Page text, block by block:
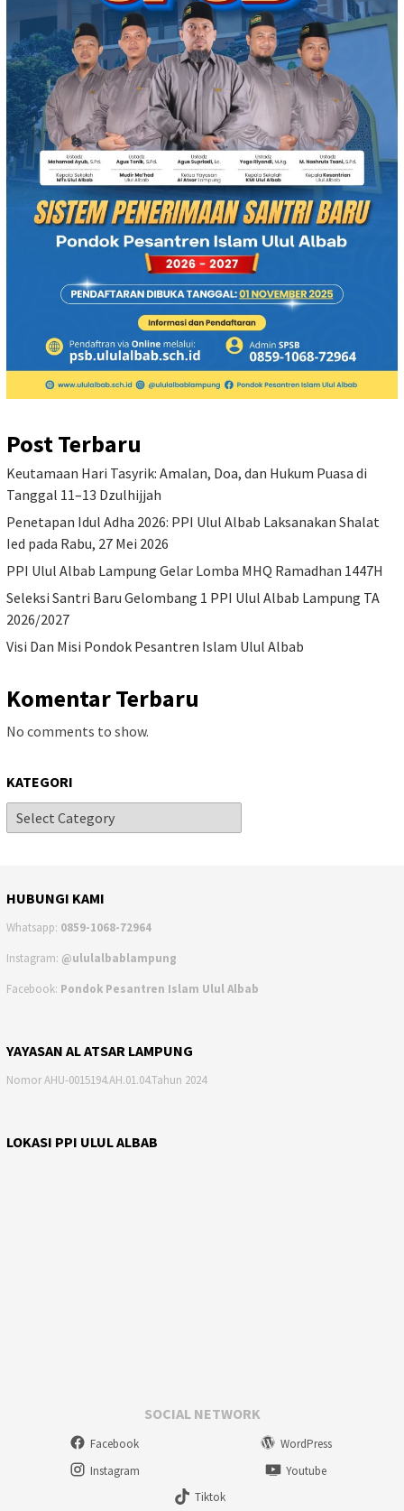
Post Terbaru
Keutamaan Hari Tasyrik: Amalan, Doa, dan Hukum Puasa di
Tanggal 11–13 Dzulhijjah
Penetapan Idul Adha 2026: PPI Ulul Albab Laksanakan Shalat
Ied pada Rabu, 27 Mei 2026
PPI Ulul Albab Lampung Gelar Lomba MHQ Ramadhan 1447H
Seleksi Santri Baru Gelombang 1 PPI Ulul Albab Lampung TA
2026/2027
Visi Dan Misi Pondok Pesantren Islam Ulul Albab
Komentar Terbaru
No comments to show.
KATEGORI
HUBUNGI KAMI
Whatsapp: 0859-1068-72964
Instagram: @ululalbablampung
Facebook: Pondok Pesantren Islam Ulul Albab
YAYASAN AL ATSAR LAMPUNG
Nomor AHU-0015194.AH.01.04.Tahun 2024
LOKASI PPI ULUL ALBAB
SOCIAL NETWORK
Facebook
WordPress
Instagram
Youtube
Tiktok